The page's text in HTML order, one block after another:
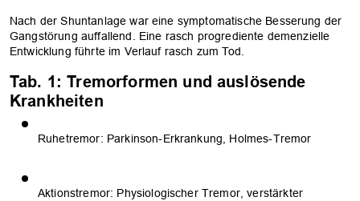
Nach der Shuntanlage war eine symptomatische Besserung der
Gangstörung auffallend. Eine rasch progrediente demenzielle
Entwicklung führte im Verlauf rasch zum Tod.
Tab. 1: Tremorformen und auslösende
Krankheiten
Ruhetremor: Parkinson-Erkrankung, Holmes-Tremor
Aktionstremor: Physiologischer Tremor, verstärkter